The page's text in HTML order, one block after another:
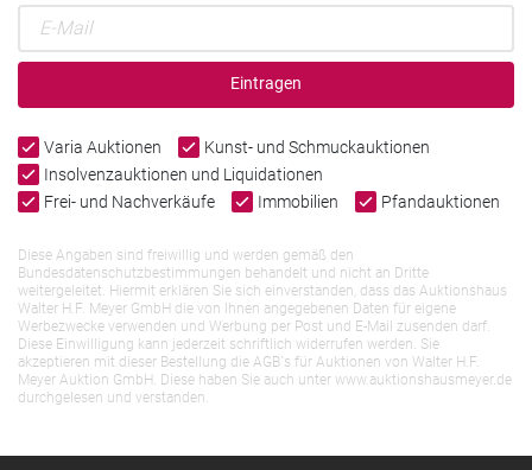
Eintragen
Varia Auktionen
Kunst- und Schmuckauktionen
Insolvenzauktionen und Liquidationen
Frei- und Nachverkäufe
Immobilien Pfandauktionen
Diese Angaben sind freiwillig und werden gemäß den
Bundesdatenschutzbestimmungen behandelt und nicht an Dritte
weitergeleitet. Hiermit erklären Sie sich einverstanden, dass das Auktionshaus
Walter H.F. Meyer GmbH die von Ihnen angegebenen Daten für eigene
Werbezwecke verwenden und Werbung per Post und E-Mail zusenden darf.
Diese Einwilligung kann jederzeit schriftlich widerrufen werden. Sie
akzeptieren mit dieser Bestellung die AGB`s für Auktionen von Walter H.F.
Meyer Auktion GmbH. Diese haben Sie auch unter www.auktionshausmeyer.de
durchgelesen und verstanden.